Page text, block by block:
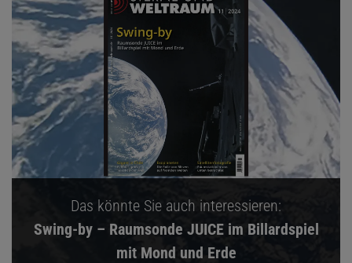
Das könnte Sie auch interessieren:
Swing-by – Raumsonde JUICE im Billardspiel
mit Mond und Erde